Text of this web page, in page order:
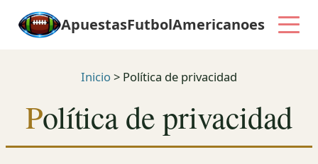
ApuestasFutbolAmericanoes
Inicio > Política de privacidad
Política de privacidad